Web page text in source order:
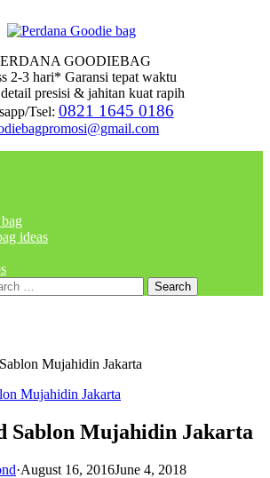
GOODIEBAG
2-3 hari* Garansi tepat waktu
presisi & jahitan kuat rapih
Tsel: 0821 1645 0186
ideas
Mujahidin Jakarta
Sablon Mujahidin Jakarta
·August 16, 2016June 4, 2018